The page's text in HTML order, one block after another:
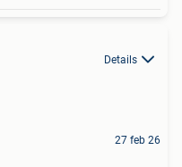
Details
27 feb 26